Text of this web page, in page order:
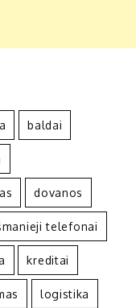
baldai
dovanos
telefonai
kreditai
logistika